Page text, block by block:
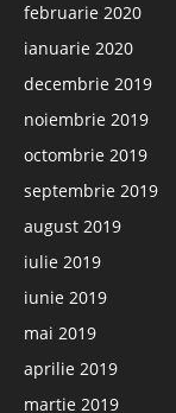
februarie 2020
ianuarie 2020
decembrie 2019
noiembrie 2019
octombrie 2019
septembrie 2019
august 2019
iulie 2019
iunie 2019
mai 2019
aprilie 2019
martie 2019